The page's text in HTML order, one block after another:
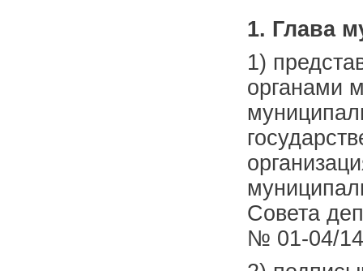
1. Глава
1)
органами
Совета
№ 01-04/